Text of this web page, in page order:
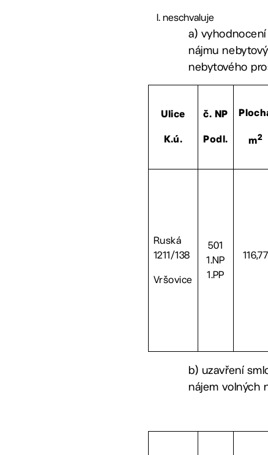
neschvaluje
a)
nájmu
nebytového
Ulice
K.ú.
č. NP
Podl. m2
Ruská
1211/138
Vršovice
501
1.NP
1.PP
116,77
b) uzavření
nájem volných